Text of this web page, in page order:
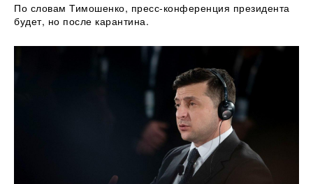
По словам Тимошенко, пресс-конференция президента
будет, но после карантина.